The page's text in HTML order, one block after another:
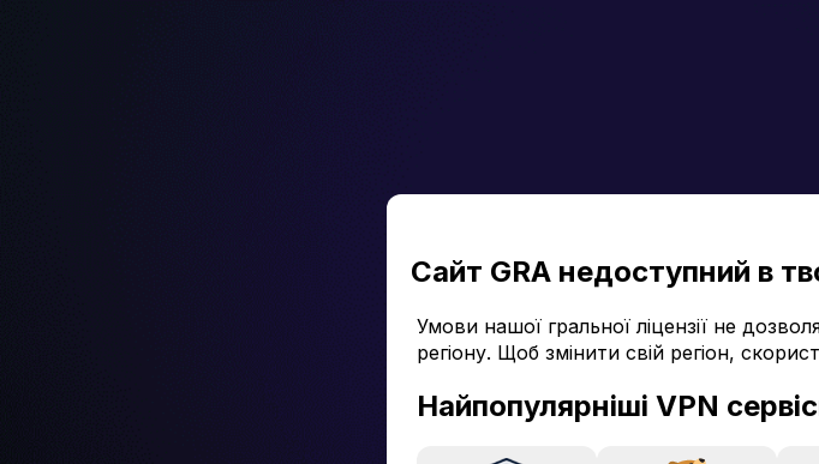
Сайт GRA недоступний в
Умови нашої гральної ліцензії не
регіону. Щоб змінити свій регіон,
Найпопулярніші VPN